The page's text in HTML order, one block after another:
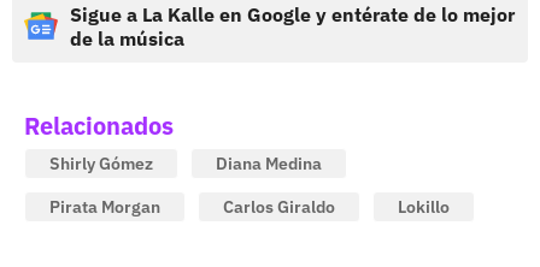
Sigue a La Kalle en Google y entérate de lo mejor
de la música
Relacionados
Shirly Gómez
Diana Medina
Pirata Morgan
Carlos Giraldo Lokillo